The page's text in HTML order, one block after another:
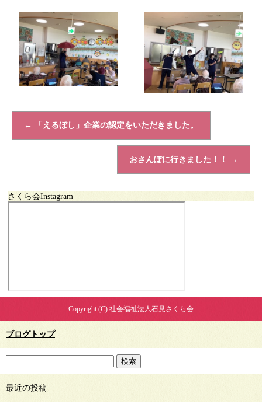
← 「えるぼし」企業の認定をいただきました。
おさんぽに行きました！！ →
さくら会Instagram
Copyright (C) 社会福祉法人石見さくら会
ブログトップ
最近の投稿